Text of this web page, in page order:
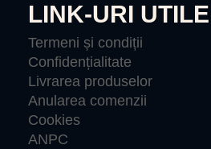
LINK-URI UTILE
Termeni și condiții
Confidențialitate
Livrarea produselor
Anularea comenzii
Cookies
ANPC